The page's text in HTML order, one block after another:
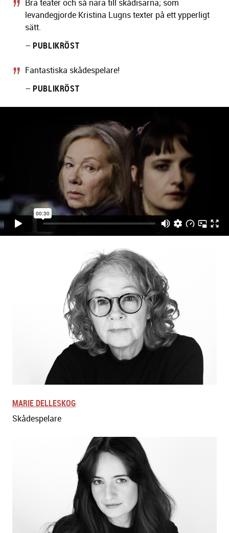
Bra teater och så nära till skådisarna; som
levandegjorde Kristina Lugns texter på ett ypperligt
sätt.
– PUBLIKRÖST
Fantastiska skådespelare!
– PUBLIKRÖST
MARIE DELLESKOG
Skådespelare